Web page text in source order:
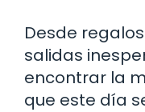
Desde
salidas
encontrar la
que este día